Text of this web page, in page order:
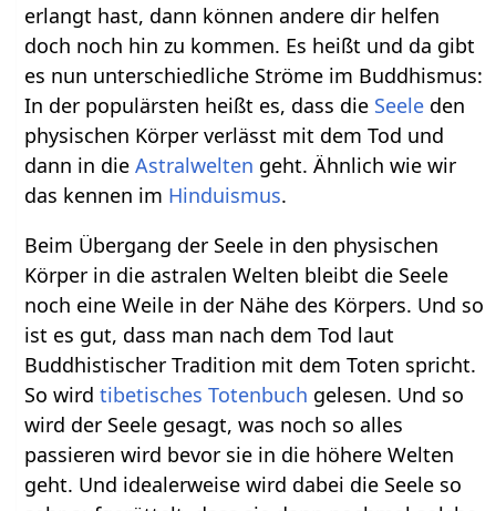
erlangt hast, dann können andere dir helfen
doch noch hin zu kommen. Es heißt und da gibt
es nun unterschiedliche Ströme im Buddhismus:
In der populärsten heißt es, dass die Seele den
physischen Körper verlässt mit dem Tod und
dann in dieAstralwelten geht. Ähnlich wie wir
das kennen im Hinduismus.
Beim Übergang der Seele in den physischen
Körper in die astralen Welten bleibt die Seele
noch eine Weile in der Nähe des Körpers. Und so
ist es gut, dass man nach dem Tod laut
Buddhistischer Tradition mit dem Toten spricht.
So wirdtibetisches Totenbuch gelesen. Und so
wird der Seele gesagt, was noch so alles
passieren wird bevor sie in die höhere Welten
geht. Und idealerweise wird dabei die Seele so